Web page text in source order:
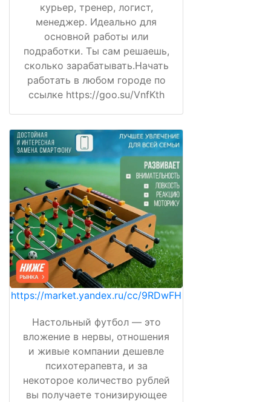
курьер, тренер, логист,
менеджер. Идеально для
основной работы или
подработки. Ты сам решаешь,
сколько зарабатывать.Начать
работать в любом городе по
ссылке https://goo.su/VnfKth
https://market.yandex.ru/cc/9RDwFH
Настольный футбол — это
вложение в нервы, отношения
и живые компании дешевле
психотерапевта, и за
некоторое количество рублей
вы получаете тонизирующее